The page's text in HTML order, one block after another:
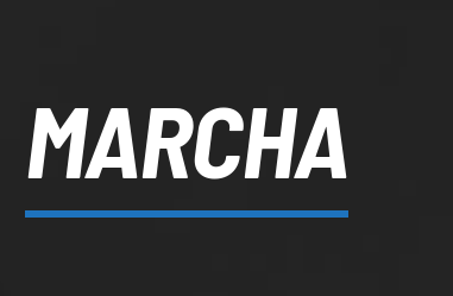
MARCHA